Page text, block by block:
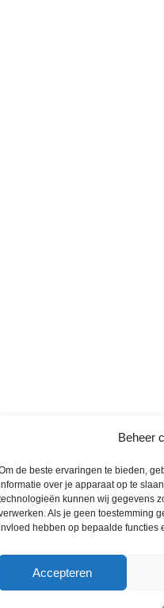
Beheer
de beste ervaringen te bieden,
over je apparaat op te
kunnen wij gegevens
Als je geen toestemming
hebben op bepaalde functies
Accepteren
met ons gebruik van